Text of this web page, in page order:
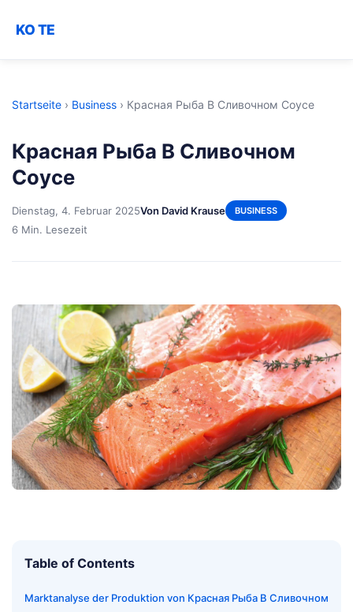
KO TE
Startseite › Business › Красная Рыба В Сливочном Соусе
Красная Рыба В Сливочном
Соусе
Dienstag, 4. Februar 2025Von David Krause BUSINESS
6 Min. Lesezeit
Table of Contents
Marktanalyse der Produktion von Красная Рыба В Сливочном